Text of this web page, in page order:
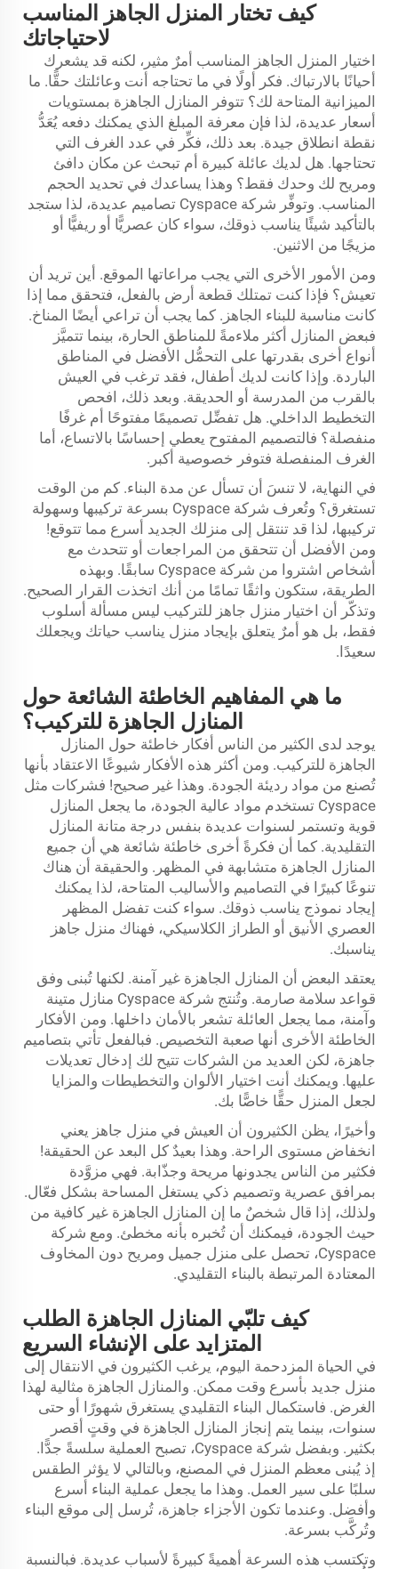
كيف تختار المنزل الجاهز المناسب
لاحتياجاتك
اختيار المنزل الجاهز المناسب أمرٌ مثير، لكنه قد يشعرك
أحيانًا بالارتباك. فكر أولًا في ما تحتاجه أنت وعائلتك حقًّا. ما
الميزانية المتاحة لك؟ تتوفر المنازل الجاهزة بمستويات
أسعار عديدة، لذا فإن معرفة المبلغ الذي يمكنك دفعه يُعَدُّ
نقطة انطلاق جيدة. بعد ذلك، فكِّر في عدد الغرف التي
تحتاجها. هل لديك عائلة كبيرة أم تبحث عن مكان دافئ
ومريح لك وحدك فقط؟ وهذا يساعدك في تحديد الحجم
المناسب. وتوفِّر شركة Cyspace تصاميم عديدة، لذا ستجد
بالتأكيد شيئًا يناسب ذوقك، سواء كان عصريًّا أو ريفيًّا أو
مزيجًا من الاثنين.
ومن الأمور الأخرى التي يجب مراعاتها الموقع. أين تريد أن
تعيش؟ فإذا كنت تمتلك قطعة أرض بالفعل، فتحقق مما إذا
كانت مناسبة للبناء الجاهز. كما يجب أن تراعي أيضًا المناخ.
فبعض المنازل أكثر ملاءمةً للمناطق الحارة، بينما تتميَّز
أنواع أخرى بقدرتها على التحمُّل الأفضل في المناطق
الباردة. وإذا كانت لديك أطفال، فقد ترغب في العيش
بالقرب من المدرسة أو الحديقة. وبعد ذلك، افحص
التخطيط الداخلي. هل تفضِّل تصميمًا مفتوحًا أم غرفًا
منفصلة؟ فالتصميم المفتوح يعطي إحساسًا بالاتساع، أما
الغرف المنفصلة فتوفر خصوصية أكبر.
في النهاية، لا تنسَ أن تسأل عن مدة البناء. كم من الوقت
تستغرق؟ وتُعرف شركة Cyspace بسرعة تركيبها وسهولة
تركيبها، لذا قد تنتقل إلى منزلك الجديد أسرع مما تتوقع!
ومن الأفضل أن تتحقق من المراجعات أو تتحدث مع
أشخاص اشتروا من شركة Cyspace سابقًا. وبهذه
الطريقة، ستكون واثقًا تمامًا من أنك اتخذت القرار الصحيح.
وتذكّر أن اختيار منزل جاهز للتركيب ليس مسألة أسلوب
فقط، بل هو أمرٌ يتعلق بإيجاد منزل يناسب حياتك ويجعلك
سعيدًا.
ما هي المفاهيم الخاطئة الشائعة حول
المنازل الجاهزة للتركيب؟
يوجد لدى الكثير من الناس أفكار خاطئة حول المنازل
الجاهزة للتركيب. ومن أكثر هذه الأفكار شيوعًا الاعتقاد بأنها
تُصنع من مواد رديئة الجودة. وهذا غير صحيح! فشركات مثل
Cyspace تستخدم مواد عالية الجودة، ما يجعل المنازل
قوية وتستمر لسنوات عديدة بنفس درجة متانة المنازل
التقليدية. كما أن فكرةً أخرى خاطئة شائعة هي أن جميع
المنازل الجاهزة متشابهة في المظهر. والحقيقة أن هناك
تنوعًا كبيرًا في التصاميم والأساليب المتاحة، لذا يمكنك
إيجاد نموذج يناسب ذوقك. سواء كنت تفضل المظهر
العصري الأنيق أو الطراز الكلاسيكي، فهناك منزل جاهز
يناسبك.
يعتقد البعض أن المنازل الجاهزة غير آمنة. لكنها تُبنى وفق
قواعد سلامة صارمة. وتُنتج شركة Cyspace منازل متينة
وآمنة، مما يجعل العائلة تشعر بالأمان داخلها. ومن الأفكار
الخاطئة الأخرى أنها صعبة التخصيص. فبالفعل تأتي بتصاميم
جاهزة، لكن العديد من الشركات تتيح لك إدخال تعديلات
عليها. ويمكنك أنت اختيار الألوان والتخطيطات والمزايا
لجعل المنزل حقًّا خاصًّا بك.
وأخيرًا، يظن الكثيرون أن العيش في منزل جاهز يعني
انخفاض مستوى الراحة. وهذا بعيدٌ كل البعد عن الحقيقة!
فكثير من الناس يجدونها مريحة وجذّابة. فهي مزوَّدة
بمرافق عصرية وتصميم ذكي يستغل المساحة بشكل فعّال.
ولذلك، إذا قال شخصٌ ما إن المنازل الجاهزة غير كافية من
حيث الجودة، فيمكنك أن تُخبره بأنه مخطئ. ومع شركة
Cyspace، تحصل على منزل جميل ومريح دون المخاوف
المعتادة المرتبطة بالبناء التقليدي.
كيف تلبّي المنازل الجاهزة الطلب
المتزايد على الإنشاء السريع
في الحياة المزدحمة اليوم، يرغب الكثيرون في الانتقال إلى
منزل جديد بأسرع وقت ممكن. والمنازل الجاهزة مثالية لهذا
الغرض. فاستكمال البناء التقليدي يستغرق شهورًا أو حتى
سنوات، بينما يتم إنجاز المنازل الجاهزة في وقتٍ أقصر
بكثير. وبفضل شركة Cyspace، تصبح العملية سلسةً جدًّا.
إذ يُبنى معظم المنزل في المصنع، وبالتالي لا يؤثر الطقس
سلبًا على سير العمل. وهذا ما يجعل عملية البناء أسرع
وأفضل. وعندما تكون الأجزاء جاهزة، تُرسل إلى موقع البناء
وتُركَّب بسرعة.
وتكتسب هذه السرعة أهميةً كبيرةً لأسباب عديدة. فبالنسبة